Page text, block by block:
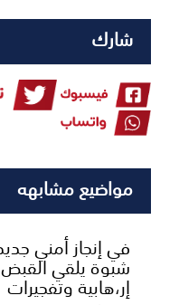
شارك
مواضيع مشابهه
​في إنجاز أمني
شبوة يلقي
إر،هابية وتفجيرات